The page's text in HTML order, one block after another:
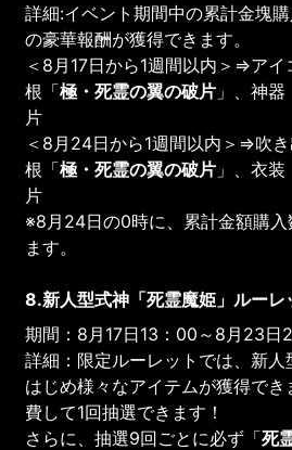
詳細:イベント期間中の累計金塊
の豪華報酬が獲得できます。
＜8月17日から1週間以内＞⇒アイ
根「極・死霊の翼の破片 」、神器
片
＜8月24日から1週間以内＞⇒吹
根「極・死霊の翼の破片 」、衣装
片
※8月24日の0時に、累計金額購
ます。
8.新人型式神「死霊魔姫 」ルーレ
期間：8月17日13：00～8月23日
詳細：限定ルーレットでは、新人
はじめ様々なアイテムが獲得で
費して1回抽選できます！
さらに、抽選9回ごとに必ず「死